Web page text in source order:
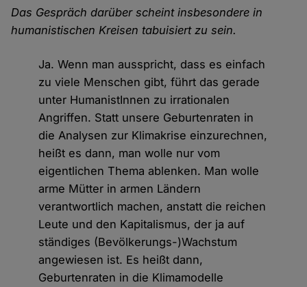
Das Gespräch darüber scheint insbesondere in
humanistischen Kreisen tabuisiert zu sein.
Ja. Wenn man ausspricht, dass es einfach
zu viele Menschen gibt, führt das gerade
unter HumanistInnen zu irrationalen
Angriffen. Statt unsere Geburtenraten in
die Analysen zur Klimakrise einzurechnen,
heißt es dann, man wolle nur vom
eigentlichen Thema ablenken. Man wolle
arme Mütter in armen Ländern
verantwortlich machen, anstatt die reichen
Leute und den Kapitalismus, der ja auf
ständiges (Bevölkerungs-)Wachstum
angewiesen ist. Es heißt dann,
Geburtenraten in die Klimamodelle